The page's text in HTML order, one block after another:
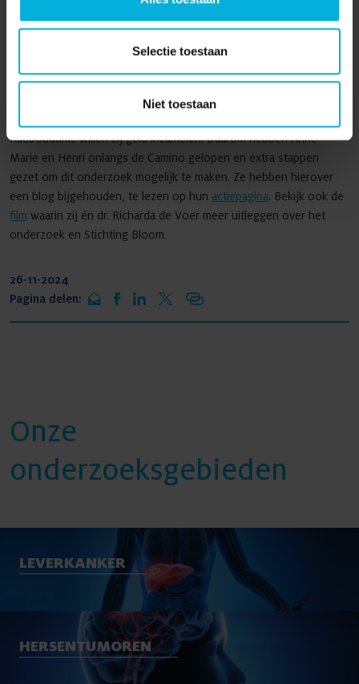
Selectie toestaan
Niet toestaan
onderzoekers uitgenodigd om hierbij aanwezig te zijn, omdat we
het onderzoek naar het Bloom-­syndroom willen stimuleren. Ook
stand brengen."
Radboudumc willen zij geld inzamelen. Daarom hebben Anne-
Marie en Henri onlangs de Camino gelopen en extra stappen
gezet om dit onderzoek mogelijk te maken. Ze hebben hierover
een blog bijgehouden, te lezen op hun actiepagina. Bekijk ook de
film waarin zij én dr. Richarda de Voer meer uitleggen over het
onderzoek en Stichting Bloom.
26-11-2024
Pagina delen:
Onze
onderzoeksgebieden
LEVERKANKER
HERSENTUMOREN